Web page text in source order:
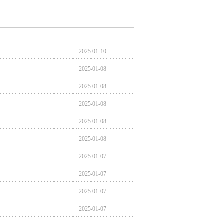
2025-01-10
2025-01-08
2025-01-08
2025-01-08
2025-01-08
2025-01-08
2025-01-07
2025-01-07
2025-01-07
2025-01-07